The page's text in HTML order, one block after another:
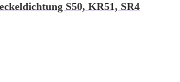
S50, KR51, SR4